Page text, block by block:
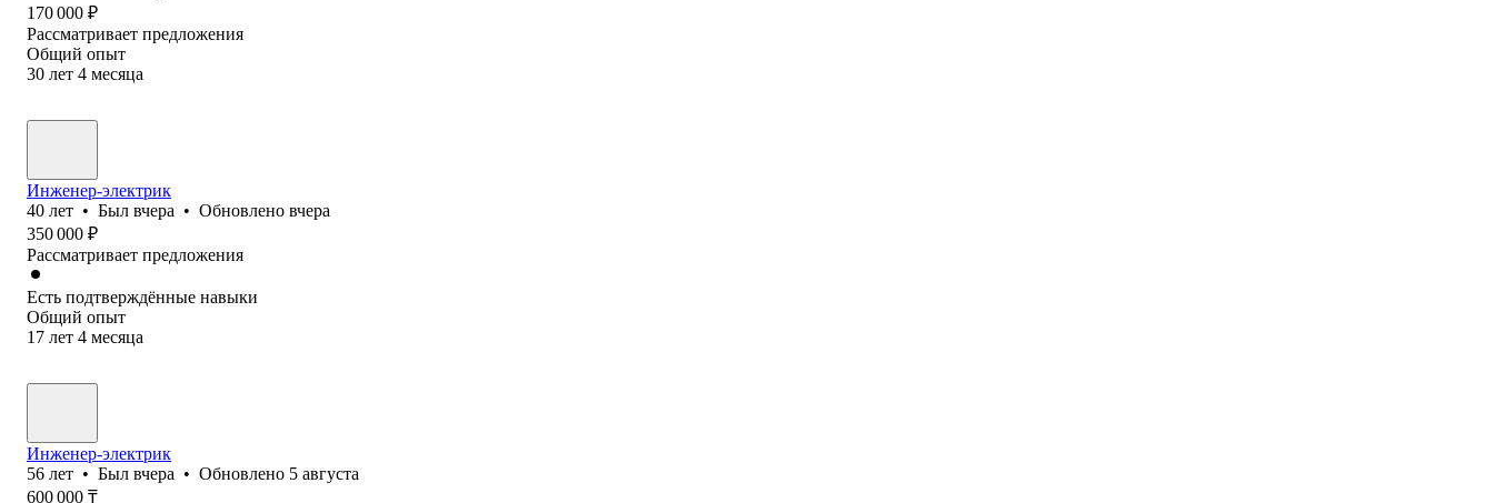
170 000 ₽
Рассматривает предложения
Общий опыт
30 лет 4 месяца
Инженер-электрик
40 лет • Был вчера • Обновлено вчера
350 000 ₽
Рассматривает предложения
Есть подтверждённые навыки
Общий опыт
17 лет 4 месяца
Инженер-электрик
56 лет • Был вчера • Обновлено 5 августа
600 000 ₸